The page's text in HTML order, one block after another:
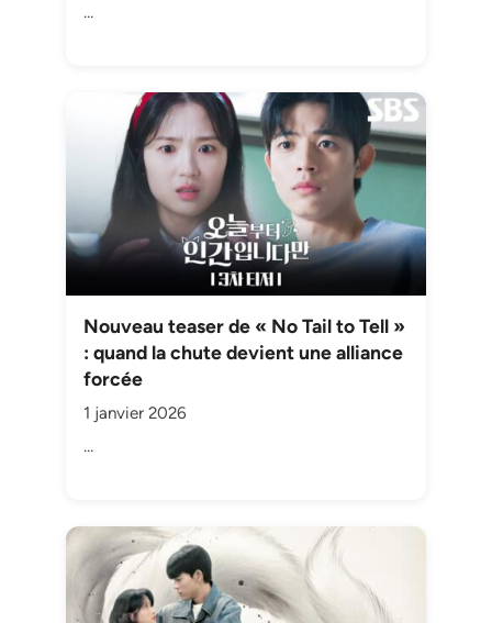
…
Nouveau teaser de « No Tail to Tell »
: quand la chute devient une alliance
forcée
1 janvier 2026
…